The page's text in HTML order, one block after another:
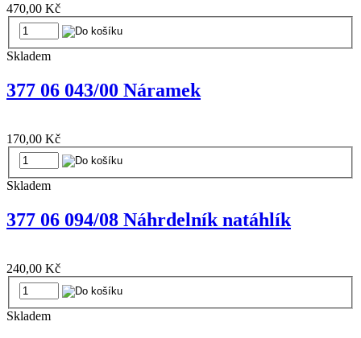
470,00 Kč
Skladem
377 06 043/00 Náramek
170,00 Kč
Skladem
377 06 094/08 Náhrdelník natáhlík
240,00 Kč
Skladem